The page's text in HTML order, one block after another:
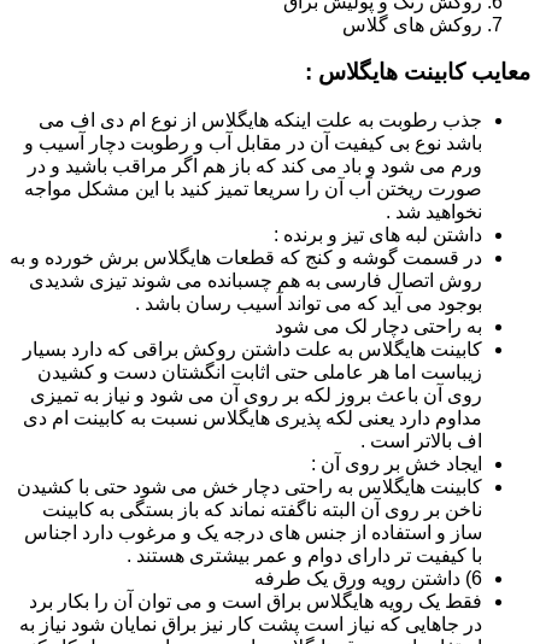
روکش های گلاس
معایب کابینت هایگلاس :
جذب رطوبت به علت اینکه هایگلاس از نوع ام دی اف می
باشد نوع بی کیفیت آن در مقابل آب و رطوبت دچار آسیب و
ورم می شود و باد می کند که باز هم اگر مراقب باشید و در
صورت ریختن آب آن را سریعا تمیز کنید با این مشکل مواجه
نخواهید شد .
داشتن لبه های تیز و برنده :
در قسمت گوشه و کنج که قطعات هایگلاس برش خورده و به
روش اتصال فارسی به هم چسبانده می شوند تیزی شدیدی
بوجود می آید که می تواند آسیب رسان باشد .
به راحتی دچار لک می شود
کابینت هایگلاس به علت داشتن روکش براقی که دارد بسیار
زیباست اما هر عاملی حتی اثابت انگشتان دست و کشیدن
روی آن باعث بروز لکه بر روی آن می شود و نیاز به تمیزی
مداوم دارد یعنی لکه پذیری هایگلاس نسبت به کابینت ام دی
اف بالاتر است .
ایجاد خش بر روی آن :
کابینت هایگلاس به راحتی دچار خش می شود حتی با کشیدن
ناخن بر روی آن البته ناگفته نماند که باز بستگی به کابینت
ساز و استفاده از جنس های درجه یک و مرغوب دارد اجناس
با کیفیت تر دارای دوام و عمر بیشتری هستند .
6) داشتن رویه ورق یک طرفه
فقط یک رویه هایگلاس براق است و می توان آن را بکار برد
در جاهایی که نیاز است پشت کار نیز براق نمایان شود نیاز به